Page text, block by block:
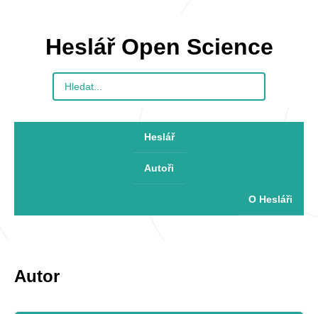
Heslář Open Science
Heslář
Autoři
O Hesláři
Autor